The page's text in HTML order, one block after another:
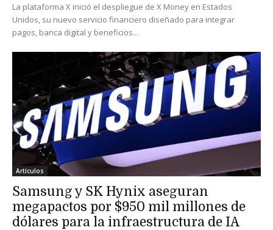
La plataforma X inició el despliegue de X Money en Estados
Unidos, su nuevo servicio financiero diseñado para integrar
pagos, banca digital y beneficios...
Artículos
Samsung y SK Hynix aseguran
megapactos por $950 mil millones de
dólares para la infraestructura de IA